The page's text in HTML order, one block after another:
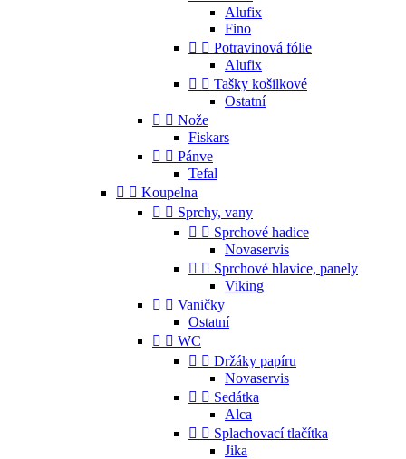
Alufix
Fino
  Potravinová fólie
Alufix
  Tašky košilkové
Ostatní
  Nože
Fiskars
  Pánve
Tefal
  Koupelna
  Sprchy, vany
  Sprchové hadice
Novaservis
  Sprchové hlavice, panely
Viking
  Vaničky
Ostatní
  WC
  Držáky papíru
Novaservis
  Sedátka
Alca
  Splachovací tlačítka
Jika